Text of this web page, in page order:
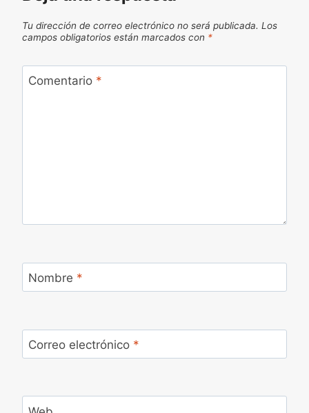
Tu dirección de correo electrónico no será publicada. Los
campos obligatorios están marcados con *
Comentario *
Nombre *
Correo electrónico *